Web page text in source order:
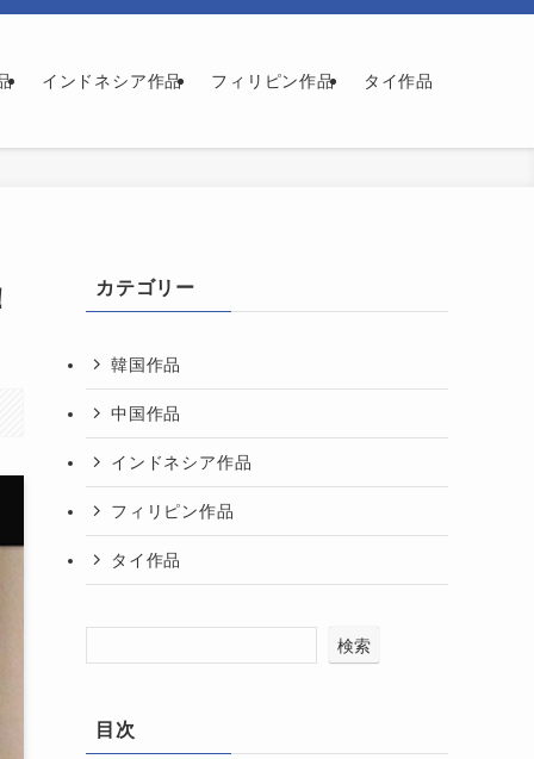
インドネシア作品 フィリピン作品 タイ作品
カテゴリー
韓国作品
中国作品
インドネシア作品
フィリピン作品
タイ作品
検索
目次